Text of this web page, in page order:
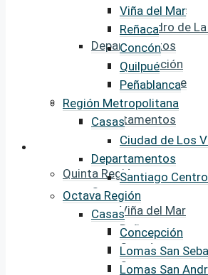
Chiguayante
San Pedro de
Departamentos
Concepción
Chiguayante
Chillán
Departamentos
Quinta Región
Casas
Viña del Mar
Reñaca
Concón
Curauma
Viña del Mar
Reñaca
Concón
Quilpué
Peñablanca
Región Metropolitana
Casas
Ciudad de Los
Departamentos
Santiago Centro
Octava Región
Casas
Concepción
Lomas San
Lomas San